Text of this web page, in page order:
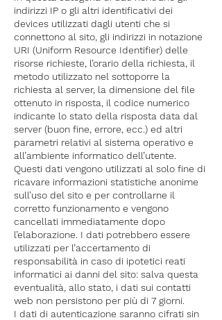
indirizzi IP o gli altri identificativi dei
devices utilizzati dagli utenti che si
connettono al sito, gli indirizzi in notazione
URI (Uniform Resource Identifier) delle
risorse richieste, l’orario della richiesta, il
metodo utilizzato nel sottoporre la
richiesta al server, la dimensione del file
ottenuto in risposta, il codice numerico
indicante lo stato della risposta data dal
server (buon fine, errore, ecc.) ed altri
parametri relativi al sistema operativo e
all’ambiente informatico dell’utente.
Questi dati vengono utilizzati al solo fine di
ricavare informazioni statistiche anonime
sull’uso del sito e per controllarne il
corretto funzionamento e vengono
cancellati immediatamente dopo
l’elaborazione. I dati potrebbero essere
utilizzati per l’accertamento di
responsabilità in caso di ipotetici reati
informatici ai danni del sito: salva questa
eventualità, allo stato, i dati sui contatti
web non persistono per più di 7 giorni.
I dati di autenticazione saranno cifrati sin